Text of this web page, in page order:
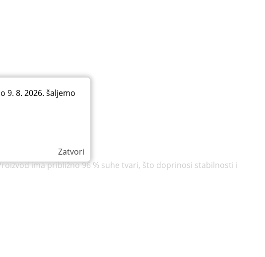
ima približno 96 % suhe tvari, što doprinosi stabilnosti i
Zatvori
9. 8. 2026. šaljemo